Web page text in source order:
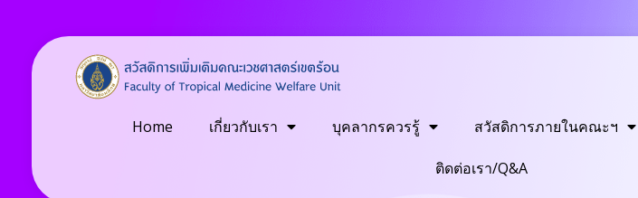
Home เกี่ยวกับเรา บุคลากรควรรู้ สวัสดิการภายในคณะฯ
ติดต่อเรา/Q&A